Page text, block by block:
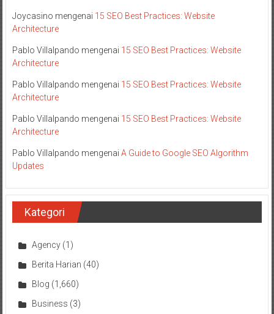
Joycasino mengenai 15 SEO Best Practices: Website
Architecture
Pablo Villalpando mengenai 15 SEO Best Practices: Website
Architecture
Pablo Villalpando mengenai 15 SEO Best Practices: Website
Architecture
Pablo Villalpando mengenai 15 SEO Best Practices: Website
Architecture
Pablo Villalpando mengenai A Guide to Google SEO Algorithm
Updates
Kategori
Agency(1)
Berita Harian (40)
Blog (1,660)
Business (3)